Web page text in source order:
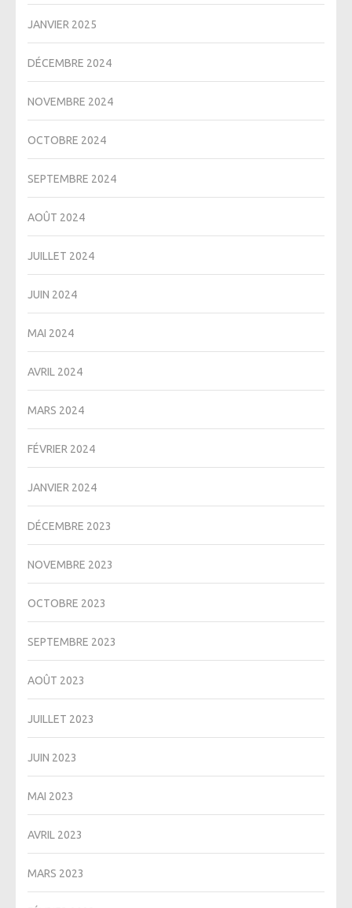
JANVIER 2025
DÉCEMBRE 2024
NOVEMBRE 2024
OCTOBRE 2024
SEPTEMBRE 2024
AOÛT 2024
JUILLET 2024
JUIN 2024
MAI 2024
AVRIL 2024
MARS 2024
FÉVRIER 2024
JANVIER 2024
DÉCEMBRE 2023
NOVEMBRE 2023
OCTOBRE 2023
SEPTEMBRE 2023
AOÛT 2023
JUILLET 2023
JUIN 2023
MAI 2023
AVRIL 2023
MARS 2023